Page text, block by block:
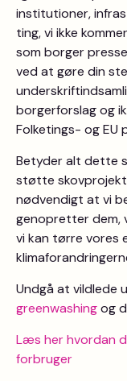
institutioner,
ting, vi ikke
som borger
ved at gøre din
borgerforslag og
Folketings- og EU
Betyder alt dette
støtte
nødvendigt at vi
genopretter dem,
vi kan tørre vores
Undgå at vildlede
greenwashingog
Læs her hvordan
forbruger